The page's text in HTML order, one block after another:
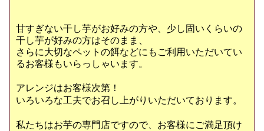
甘すぎない干し芋がお好みの方や、少し固いくらいの
干し芋が好みの方はそのまま、
さらに大切なペットの餌などにもご利用いただいてい
るお客様もいらっしゃいます。
アレンジはお客様次第！
いろいろな工夫でお召し上がりいただいております。
私たちはお芋の専門店ですので、お客様にご満足頂け